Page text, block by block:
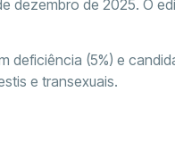
dezembro de 2025. O
(5%) e
e transexuais.